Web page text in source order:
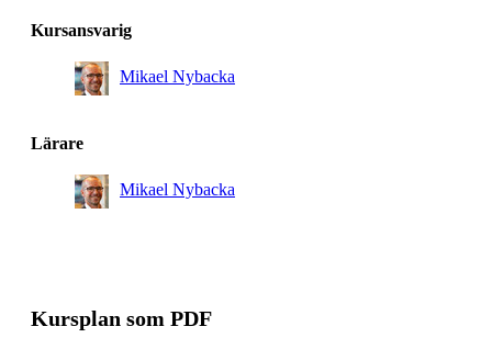
Kursansvarig
Mikael Nybacka
Lärare
Mikael Nybacka
Kursplan som PDF